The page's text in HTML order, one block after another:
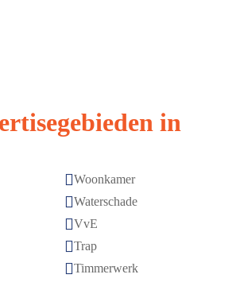
in
Woonkamer
Waterschade
VvE
Trap
Timmerwerk